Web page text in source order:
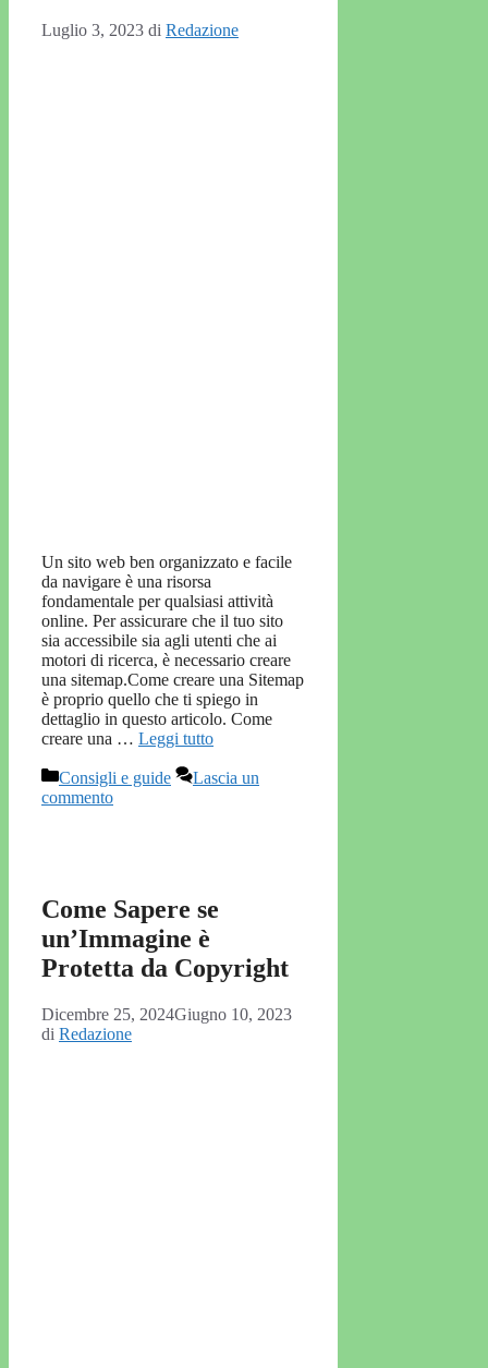
Luglio 3, 2023 di Redazione
Un sito web ben organizzato e facile
da navigare è una risorsa
fondamentale per qualsiasi attività
online. Per assicurare che il tuo sito
sia accessibile sia agli utenti che ai
motori di ricerca, è necessario creare
una sitemap.Come creare una Sitemap
è proprio quello che ti spiego in
dettaglio in questo articolo. Come
creare una … Leggi tutto
Categorie
Consigli e guide
Lascia un
commento
Come Sapere se
un’Immagine è
Protetta da Copyright
Dicembre 25, 2024Giugno 10, 2023
di Redazione